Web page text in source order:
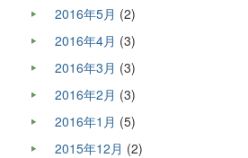
2016年5月 (2)
2016年4月 (3)
2016年3月 (3)
2016年2月 (3)
2016年1月 (5)
2015年12月 (2)